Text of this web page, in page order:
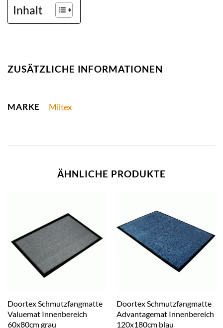
Inhalt
ZUSÄTZLICHE INFORMATIONEN
MARKE Miltex
ÄHNLICHE PRODUKTE
Doortex Schmutzfangmatte
Valuemat Innenbereich
60x80cm grau
Doortex Schmutzfangmatte
Advantagemat Innenbereich
120x180cm blau